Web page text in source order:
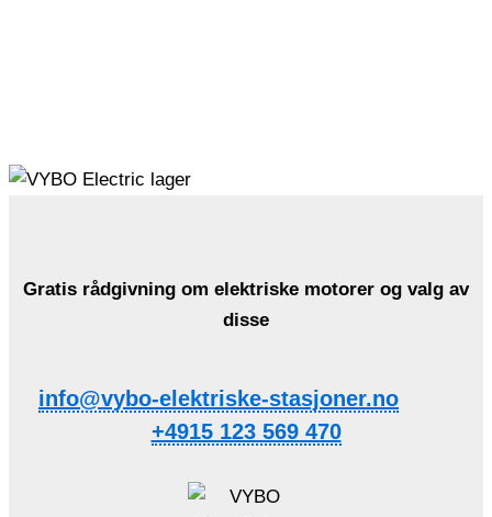
Gratis rådgivning om elektriske motorer og valg av
disse
info@vybo-elektriske-stasjoner.no
+4915 123 569 470